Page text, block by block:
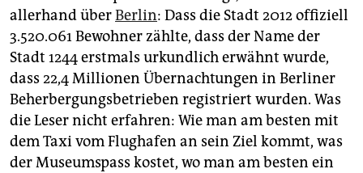
abo
genossenschaft
epaper login
allerhand überBerlin: Dass die Stadt 2012 offiziell
3.520.061 Bewohner zählte, dass der Name der
Stadt 1244 erstmals urkundlich erwähnt wurde,
dass 22,4 Millionen Übernachtungen in Berliner
Beherbergungsbetrieben registriert wurden. Was
die Leser nicht erfahren: Wie man am besten mit
dem Taxi vom Flughafen an sein Ziel kommt, was
der Museumspass kostet, wo man am besten ein